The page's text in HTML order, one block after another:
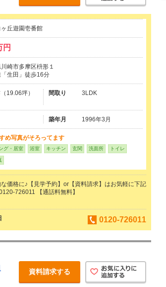
丘遊園壱番館
円
崎市多摩区枡形１
生田」徒歩16分
（19.06坪）
間取り 3LDK
築年月 1996年3月
め写真がそろってます
グ・居室 浴室 キッチン 玄関 洗面所 トイレ
価格に♪【見学予約】or【資料請求】はお気軽に下記
726011 【通話料無料】
0120-726011
資料請求する